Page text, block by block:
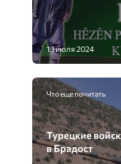
13 июля 2024
Что еще почитать
Турецкие
в Брадост